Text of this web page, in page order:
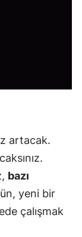
artacak.
bazı
yeni bir
çalışmak